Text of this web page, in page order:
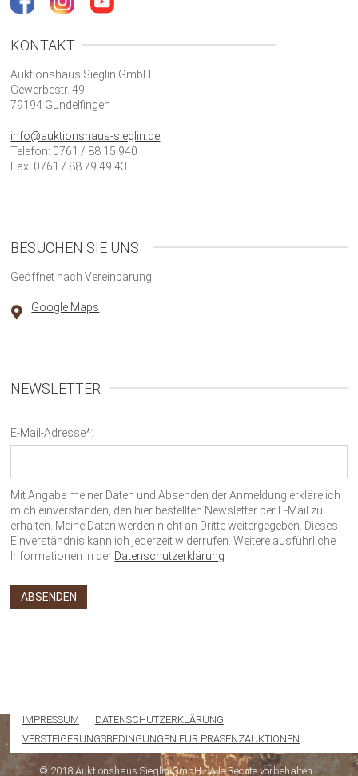
KONTAKT
Auktionshaus Sieglin GmbH
Gewerbestr. 49
79194 Gundelfingen
info@auktionshaus-sieglin.de
Telefon: 0761 / 88 15 940
Fax: 0761 / 88 79 49 43
BESUCHEN SIE UNS
Geöffnet nach Vereinbarung
Google Maps
NEWSLETTER
E-Mail-Adresse*:
Mit Angabe meiner Daten und Absenden der Anmeldung erkläre ich
mich einverstanden, den hier bestellten Newsletter per E-Mail zu
erhalten. Meine Daten werden nicht an Dritte weitergegeben. Dieses
Einverständnis kann ich jederzeit widerrufen. Weitere ausführliche
Informationen in der Datenschutzerklärung
IMPRESSUM
DATENSCHUTZERKLÄRUNG
VERSTEIGERUNGSBEDINGUNGEN FÜR PRÄSENZAUKTIONEN
© 2018 Auktionshaus Sieglin GmbH - Alle Rechte vorbehalten